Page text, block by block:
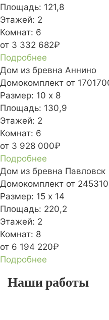
Площадь: 121,8
Этажей: 2
Комнат: 6
от 3 332 682₽
Подробнее
Дом из бревна Аннино
Домокомплект от
Размер: 10 х 8
Площадь: 130,9
Этажей: 2
Комнат: 6
от 3 928 000₽
Подробнее
Дом из бревна Павловск
Домокомплект от
Размер: 15 х 14
Площадь: 220,2
Этажей: 2
Комнат: 8
от 6 194 220₽
Подробнее
Наши работы